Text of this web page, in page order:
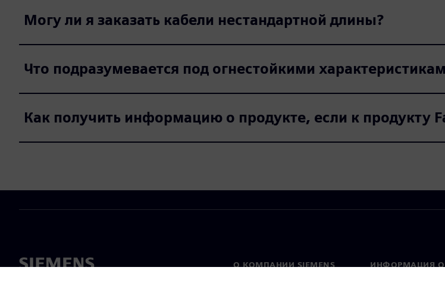
Могу ли я заказать кабели нестандартной длины?
Что подразумевается под огнестойкими
Как получить информацию о продукте, если к продукту
О КОМПАНИИ SIEMENS
ИНФОРМАЦИЯ О